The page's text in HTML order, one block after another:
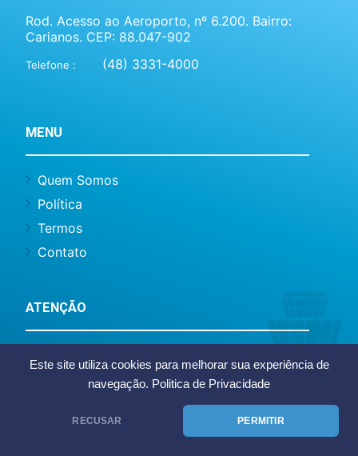
Este site utiliza cookies para melhorar sua experiência de
navegação. Politica de Privacidade
RECUSAR PERMITIR
Rod. Acesso ao Aeroporto, nº 6.200. Bairro:
Carianos. CEP: 88.047-902
Telefone : (48) 3331-4000
MENU
Quem Somos
Política
Termos
Contato
ATENÇÃO
Internacional de Florianópolis ou Infraero,
somos um site de caráter informativo e